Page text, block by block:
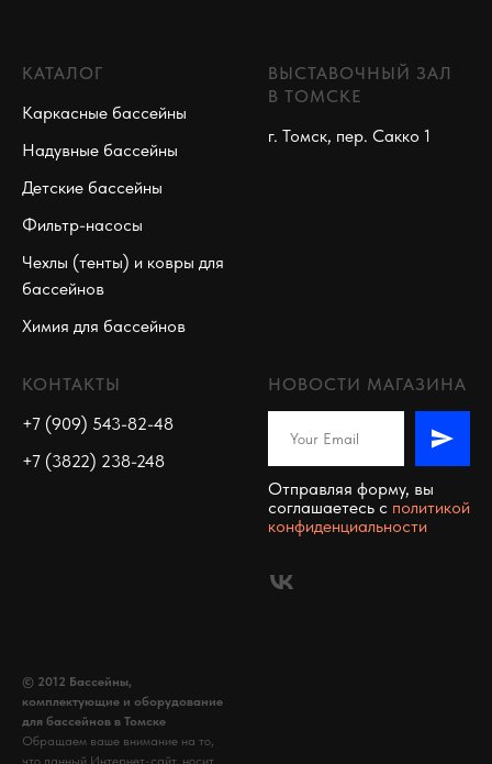
КАТАЛОГ
Каркасные бассейны
Надувные бассейны
Детские бассейны
Фильтр-насосы
Чехлы (тенты) и ковры для
бассейнов
Химия для бассейнов
ВЫСТАВОЧНЫЙ ЗАЛ
В ТОМСКЕ
г. Томск, пер. Сакко 1
КОНТАКТЫ
+7 (909) 543-82-48
+7 (3822) 238-248
НОВОСТИ МАГАЗИНА
Отправляя форму, вы
соглашаетесь c политикой
конфиденциальности
© 2012 Бассейны,
комплектующие и оборудование
для бассейнов в Томске
Обращаем ваше внимание на то,
что данный Интернет-сайт, носит